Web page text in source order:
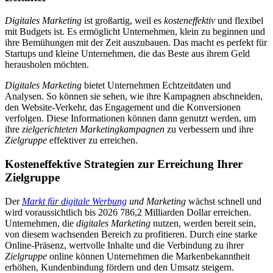
Digitales Marketing ist großartig, weil es kosteneffektiv und flexibel
mit Budgets ist. Es ermöglicht Unternehmen, klein zu beginnen und
ihre Bemühungen mit der Zeit auszubauen. Das macht es perfekt für
Startups und kleine Unternehmen, die das Beste aus ihrem Geld
herausholen möchten.
Digitales Marketing bietet Unternehmen Echtzeitdaten und
Analysen. So können sie sehen, wie ihre Kampagnen abschneiden,
den Website-Verkehr, das Engagement und die Konversionen
verfolgen. Diese Informationen können dann genutzt werden, um
ihre zielgerichteten Marketingkampagnen zu verbessern und ihre
Zielgruppe effektiver zu erreichen.
Kosteneffektive Strategien zur Erreichung Ihrer
Zielgruppe
Der Markt für digitale Werbung und Marketing wächst schnell und
wird voraussichtlich bis 2026 786,2 Milliarden Dollar erreichen.
Unternehmen, die digitales Marketing nutzen, werden bereit sein,
von diesem wachsenden Bereich zu profitieren. Durch eine starke
Online-Präsenz, wertvolle Inhalte und die Verbindung zu ihrer
Zielgruppe online können Unternehmen die Markenbekanntheit
erhöhen, Kundenbindung fördern und den Umsatz steigern.